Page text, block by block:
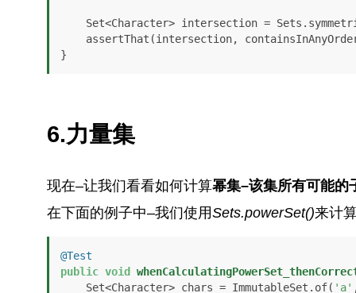
assertThat(intersection,
}
6.力量集
现在–让我们看看如何计算幂集–该集所有可能的
在下面的例子中–我们使用Sets.powerSet()来计
@Test
public void
    Set<Character> chars = ImmutableSet.of(
'a'